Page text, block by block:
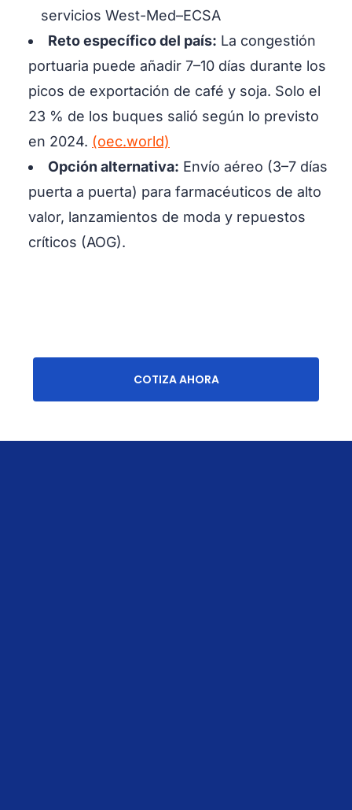
servicios West-Med–ECSA
Reto específico del país: La congestión
portuaria puede añadir 7–10 días durante los
picos de exportación de café y soja. Solo el
23 % de los buques salió según lo previsto
en 2024. (oec.world)
Opción alternativa: Envío aéreo (3–7 días
puerta a puerta) para farmacéuticos de alto
valor, lanzamientos de moda y repuestos
críticos (AOG).
COTIZA AHORA